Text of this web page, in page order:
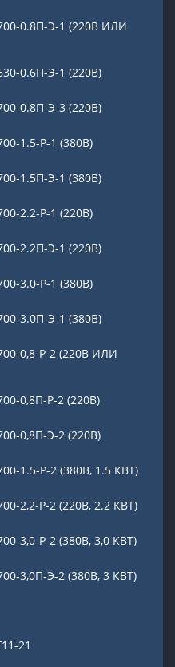
0.8П-Э-1 (220В ИЛИ
0.6П-Э-1 (220В)
0.8П-Э-3 (220В)
1.5-Р-1 (380В)
1.5П-Э-1 (380В)
2.2-Р-1 (220В)
2.2П-Э-1 (220В)
3.0-Р-1 (380В)
3.0П-Э-1 (380В)
0,8-Р-2 (220В ИЛИ
0,8П-Р-2 (220В)
0,8П-Э-2 (220В)
1.5-Р-2 (380В, 1.5 КВТ)
2,2-Р-2 (220В, 2.2 КВТ)
3,0-Р-2 (380В, 3,0 КВТ)
3,0П-Э-2 (380В, 3 КВТ)
21